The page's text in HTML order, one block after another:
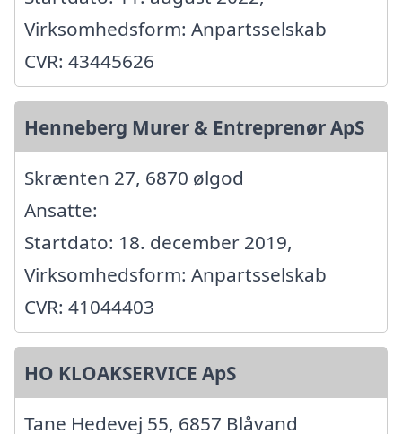
Virksomhedsform: Anpartsselskab
CVR: 43445626
Henneberg Murer & Entreprenør ApS
Skrænten 27, 6870 ølgod
Ansatte:
Startdato: 18. december 2019,
Virksomhedsform: Anpartsselskab
CVR: 41044403
HO KLOAKSERVICE ApS
Tane Hedevej 55, 6857 Blåvand